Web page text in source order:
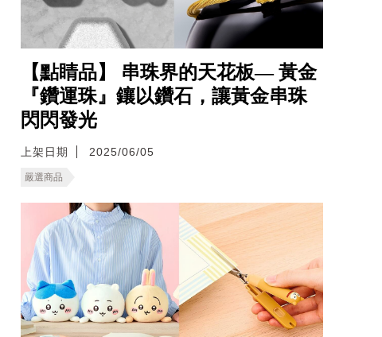
【點睛品】 串珠界的天花板— 黃金
『鑽運珠』鑲以鑽石，讓黃金串珠
閃閃發光
上架日期 2025/06/05
嚴選商品